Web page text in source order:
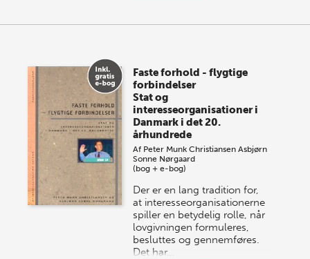
Faste forhold - flygtige
forbindelser
Stat og
interesseorganisationer i
Danmark i det 20.
århundrede
Af Peter Munk Christiansen Asbjørn
Sonne Nørgaard
(bog + e-bog)
Der er en lang tradition for,
at interesseorganisationerne
spiller en betydelig rolle, når
lovgivningen formuleres,
besluttes og gennemføres.
Det har…